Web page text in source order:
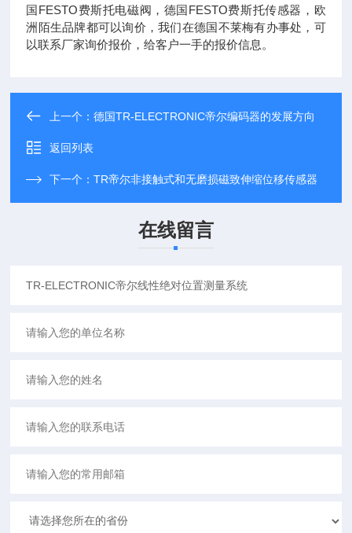
国FESTO费斯托电磁阀，德国FESTO费斯托传感器，欧
洲陌生品牌都可以询价，我们在德国不莱梅有办事处，可
以联系厂家询价报价，给客户一手的报价信息。
上一个：德国TR-ELECTRONIC帝尔编码器的发展方向
返回列表
下一个：TR帝尔非接触式和无磨损磁致伸缩位移传感器
在线留言